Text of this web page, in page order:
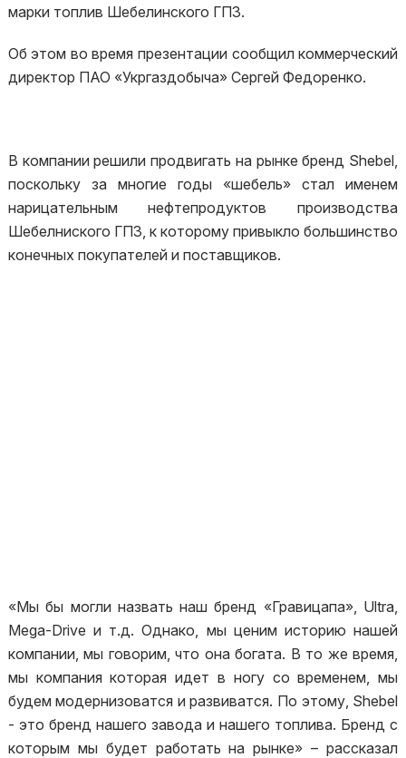
марки топлив Шебелинского ГПЗ.
Об этом во время презентации сообщил коммерческий
директор ПАО «Укргаздобыча» Сергей Федоренко.
В компании решили продвигать на рынке бренд Shebel,
поскольку за многие годы «шебель» стал именем
нарицательным нефтепродуктов производства
Шебелниского ГПЗ, к которому привыкло большинство
конечных покупателей и поставщиков.
«Мы бы могли назвать наш бренд «Гравицапа», Ultra,
Mega-Drive и т.д. Однако, мы ценим историю нашей
компании, мы говорим, что она богата. В то же время,
мы компания которая идет в ногу со временем, мы
будем модернизоватся и развиватся. По этому, Shebel
- это бренд нашего завода и нашего топлива. Бренд с
которым мы будет работать на рынке» – рассказал